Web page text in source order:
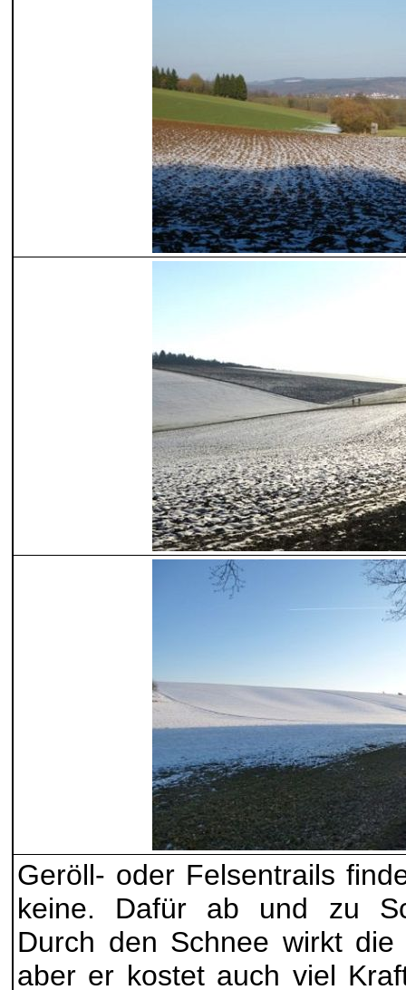
Geröll- oder Felsentrails
keine. Dafür ab und zu
Durch den Schnee wirkt die
aber er kostet auch viel